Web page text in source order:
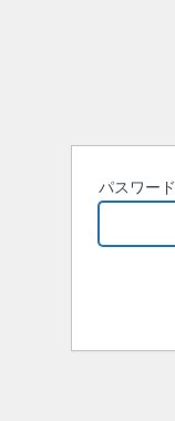
パスワード